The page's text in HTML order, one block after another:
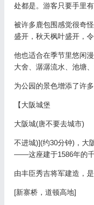
处都是。游客只要手里
被许多鹿包围感觉很奇
盛开，秋天枫叶盛开，
他也适合在季节里悠闲
大舍、潺潺流水、池塘
为公园的景色增添了许多
【大阪城堡
大阪城(唐不要去城市)
不进城)](约30分钟)，大
——这座建于1586年的千
由丰臣秀吉将军建造，
[新寨桥，道顿高地]